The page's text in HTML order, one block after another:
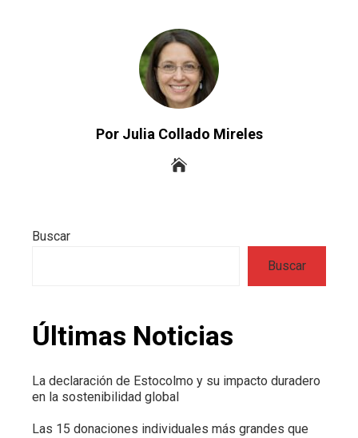
Por Julia Collado Mireles
Buscar
Buscar
Últimas Noticias
La declaración de Estocolmo y su impacto duradero
en la sostenibilidad global
Las 15 donaciones individuales más grandes que